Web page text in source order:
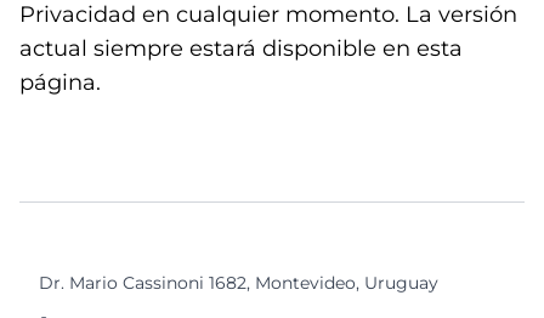
Privacidad en cualquier momento. La versión
actual siempre estará disponible en esta
página.
Dr. Mario Cassinoni 1682, Montevideo, Uruguay